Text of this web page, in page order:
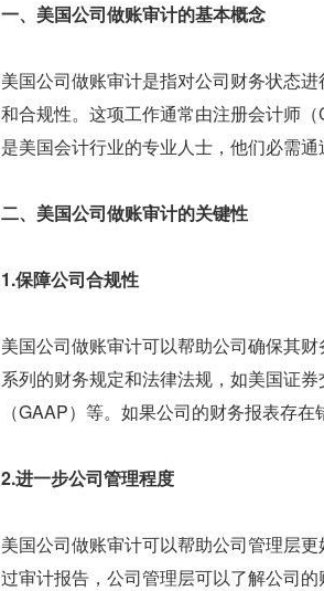
海外银行
其它监管
一、美国公司做账审计的基本概念
美国公司做账审计是指对公司财务状态
和合规性。这项工作通常由注册会计师
是美国会计行业的专业人士，他们必需
二、美国公司做账审计的关键性
1.保障公司合规性
美国公司做账审计可以帮助公司确保其
系列的财务规定和法律法规，如美国证
（GAAP）等。如果公司的财务报表存
2.进一步公司管理程度
美国公司做账审计可以帮助公司管理层
过审计报告，公司管理层可以了解公司